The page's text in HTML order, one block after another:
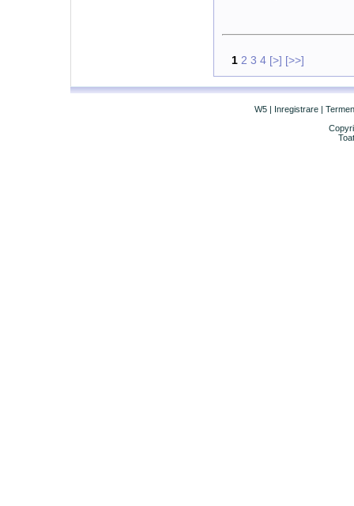
1 2 3 4 [>] [>>]
W5| Inregistrare|